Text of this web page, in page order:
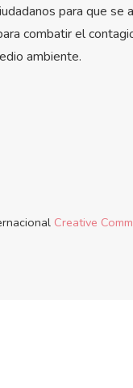
para que
combatir el
ambiente.
Creative